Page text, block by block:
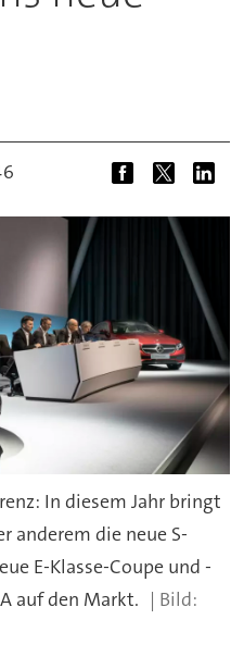
In diesem Jahr bringt
anderem die neue S-
E-Klasse-Coupe und -
auf den Markt.